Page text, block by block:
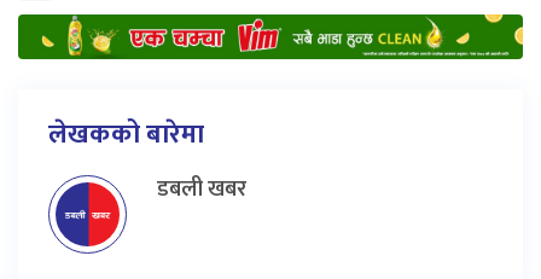
लेखकको बारेमा
डबली खबर